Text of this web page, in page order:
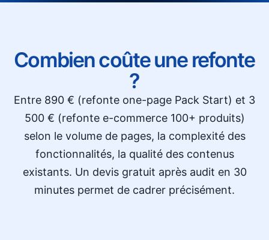
Combien coûte une refonte
?
Entre 890 € (refonte one-page Pack Start) et 3
500 € (refonte e-commerce 100+ produits)
selon le volume de pages, la complexité des
fonctionnalités, la qualité des contenus
existants. Un devis gratuit après audit en 30
minutes permet de cadrer précisément.